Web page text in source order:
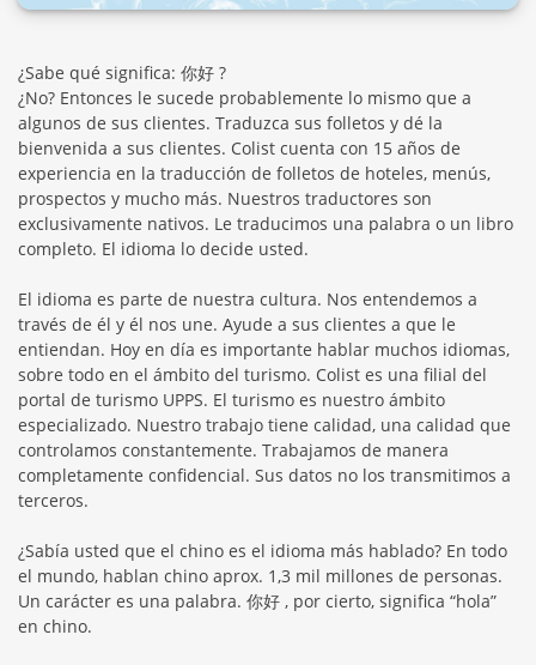
¿Sabe qué significa: 你好 ?
¿No? Entonces le sucede probablemente lo mismo que a
algunos de sus clientes. Traduzca sus folletos y dé la
bienvenida a sus clientes. Colist cuenta con 15 años de
experiencia en la traducción de folletos de hoteles, menús,
prospectos y mucho más. Nuestros traductores son
exclusivamente nativos. Le traducimos una palabra o un libro
completo. El idioma lo decide usted.
El idioma es parte de nuestra cultura. Nos entendemos a
través de él y él nos une. Ayude a sus clientes a que le
entiendan. Hoy en día es importante hablar muchos idiomas,
sobre todo en el ámbito del turismo. Colist es una filial del
portal de turismo UPPS. El turismo es nuestro ámbito
especializado. Nuestro trabajo tiene calidad, una calidad que
controlamos constantemente. Trabajamos de manera
completamente confidencial. Sus datos no los transmitimos a
terceros.
¿Sabía usted que el chino es el idioma más hablado? En todo
el mundo, hablan chino aprox. 1,3 mil millones de personas.
Un carácter es una palabra. 你好 , por cierto, significa “hola”
en chino.